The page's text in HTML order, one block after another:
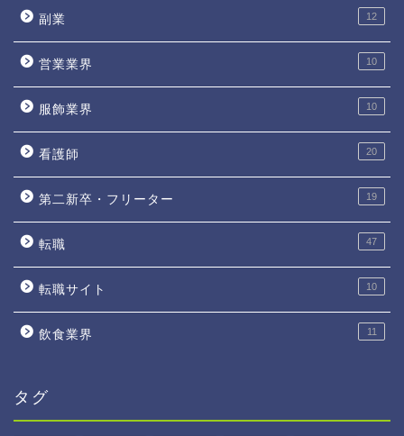
副業 12
営業業界 10
服飾業界 10
看護師 20
第二新卒・フリーター 19
転職 47
転職サイト 10
飲食業界 11
タグ